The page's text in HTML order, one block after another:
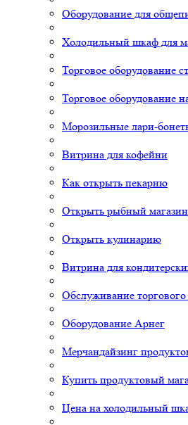
Оборудование для
Холодильный шкаф для
Торговое оборудование
Торговое оборудование
Морозильные лари-
Витрина для кофейни
Как открыть пекарню
Открыть рыбный магазин
Открыть кулинарию
Витрина для
Обслуживание
Оборудование Арнег
Мерчандайзинг
Купить продуктовый
Цена на холодильный